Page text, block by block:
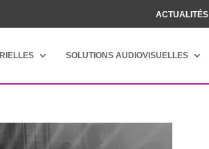
ACTUALITÉS
SOLUTIONS AUDIOVISUELLES